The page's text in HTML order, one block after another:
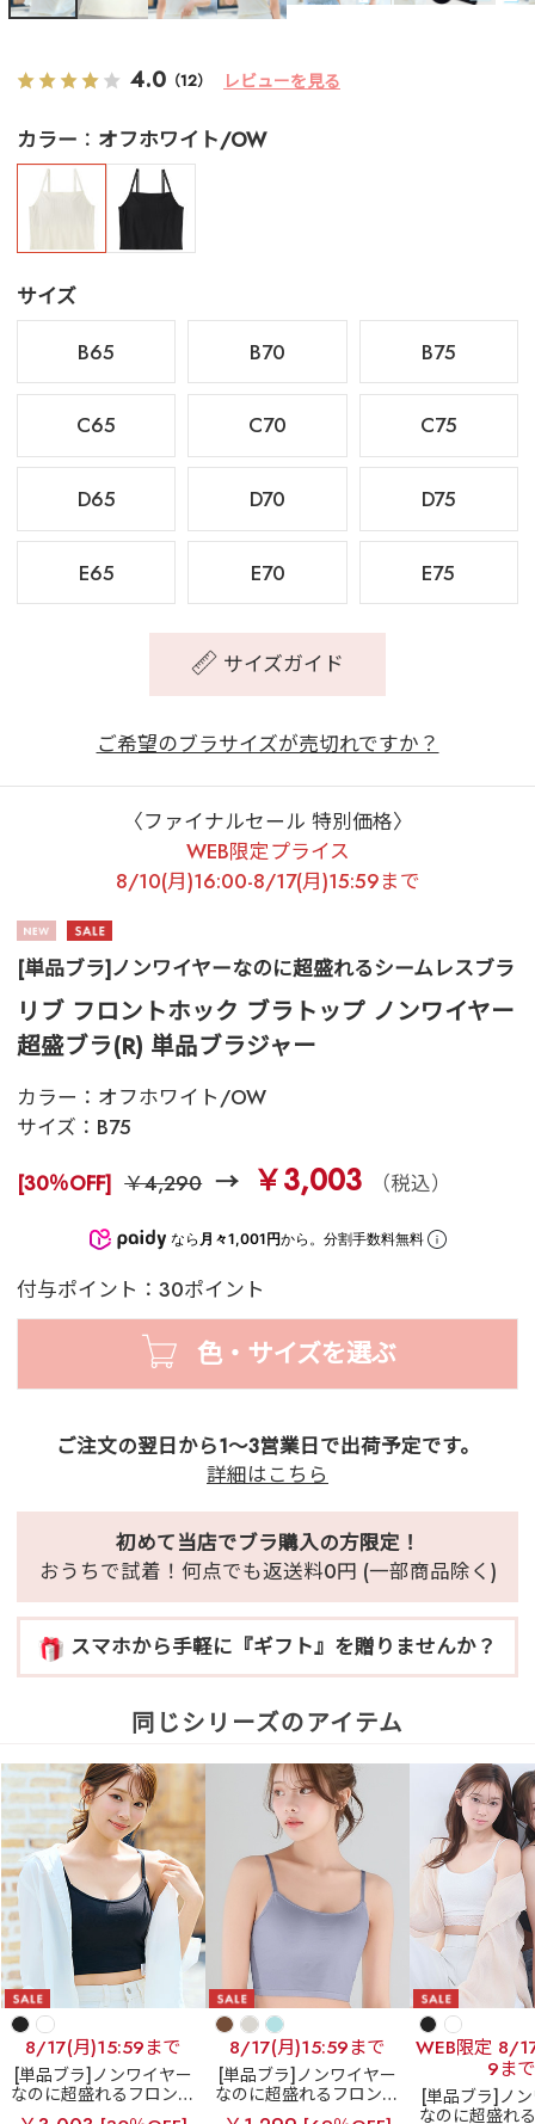
4.0 （12） レビューを見る
カラー オフホワイト/OW
サイズ
B65
B70 B75
C65 C70 C75
D65 D70 D75
E65 E70 E75
サイズガイド
ご希望のブラサイズが売切れですか？
〈ファイナルセール 特別価格〉
WEB限定プライス
8/10(月)16:00-8/17(月)15:59まで
[単品ブラ]ノンワイヤーなのに超盛れるシームレスブラ
リブ フロントホック ブラトップ ノンワイヤー
超盛ブラ(R) 単品ブラジャー
カラー： オフホワイト/OW
サイズ： B75
[30％OFF] ￥4,290 ￥3,003 （税込）
なら 月々1,001円から。分割手数料無料
付与ポイント：30ポイント
色・サイズを選ぶ
ご注文の翌日から1～3営業日で出荷予定です。
詳細はこちら
初めて当店でブラ購入の方限定！
おうちで試着！何点でも返送料0円 (一部商品除く)
スマホから手軽に『ギフト』を贈りませんか？
同じシリーズのアイテム
8/17(月)15:59まで
[単品ブラ]ノンワイヤー
なのに超盛れるフロント
ホックブラ
フロントホ
8/17(月)15:59まで
[単品ブラ]ノンワイヤー
なのに超盛れるフロント
ホックブラ
フロントホ
WEB限定 8/
9まで
[単品ブラ]ノ
なのに超盛れ